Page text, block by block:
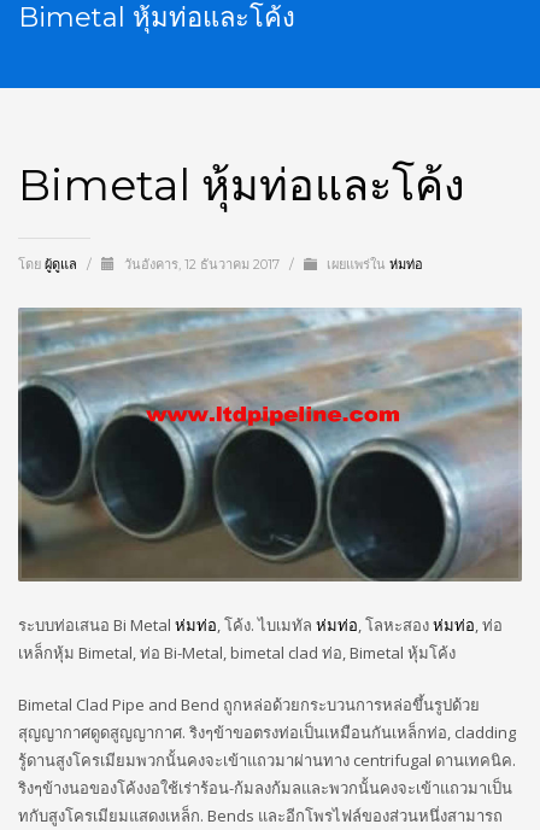
Bimetal หุ้มท่อและโค้ง
Bimetal หุ้มท่อและโค้ง
โดย ผู้ดูแล / วันอังคาร, 12 ธันวาคม 2017 / เผยแพร่ใน ห่มท่อ
ระบบท่อเสนอ Bi Metal ห่มท่อ, โค้ง. ไบเมทัล ห่มท่อ, โลหะสองห่มท่อ, ท่อ
เหล็กหุ้ม Bimetal, ท่อ Bi-Metal, bimetal clad ท่อ, Bimetal หุ้มโค้ง
Bimetal Clad Pipe and Bend ถูกหล่อด้วยกระบวนการหล่อขึ้นรูปด้วย
สุญญากาศดูดสูญญากาศ. ริงๆข้าขอตรงท่อเป็นเหมือนกันเหล็กท่อ, cladding
รู้ดานสูงโครเมียมพวกนั้นคงจะเข้าแถวมาผ่านทาง centrifugal ดานเทคนิค.
ริงๆข้างนอของโค้งงอใช้เร่าร้อน-ก้มลงก้มลและพวกนั้นคงจะเข้าแถวมาเป็น
ทกับสูงโครเมียมแสดงเหล็ก. Bends และอีกโพรไฟล์ของส่วนหนึ่งสามารถ